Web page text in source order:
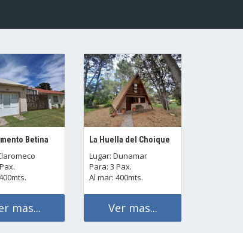
Betina
mas...
La Huella del Choique
Lugar: Dunamar
Para: 3 Pax.
Al mar: 400mts.
Ver mas...